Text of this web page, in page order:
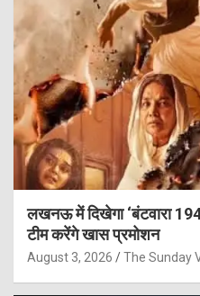
लखनऊ में दिखेगा ‘बंटवारा
टीम करेंगे खास प्रमोशन
August 3, 2026 The Sunday